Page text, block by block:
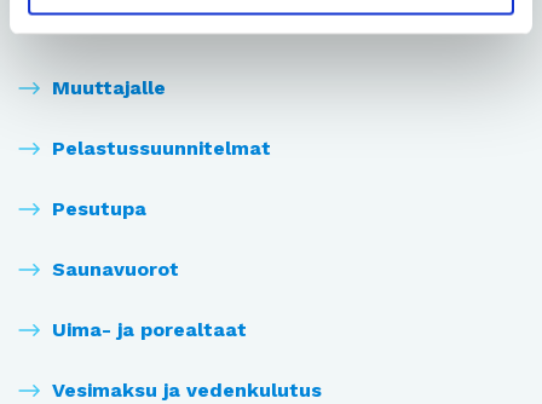
Muuttajalle
Pelastussuunnitelmat
Pesutupa
Saunavuorot
Uima- ja porealtaat
Vesimaksu ja vedenkulutus